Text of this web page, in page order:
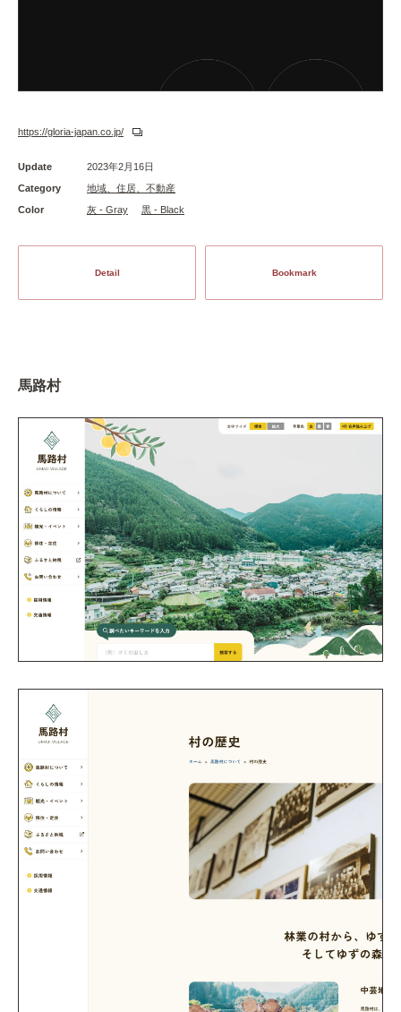
https://gloria-japan.co.jp/
Update
2023年2月16日
Category
地域、住居、不動産
Color
灰 - Gray 黒 - Black
Detail Bookmark
馬路村